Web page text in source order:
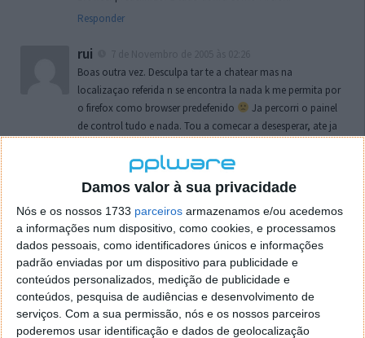
Damos valor à sua privacidade
Nós e os nossos 1733 parceiros armazenamos e/ou acedemos
a informações num dispositivo, como cookies, e processamos
dados pessoais, como identificadores únicos e informações
padrão enviadas por um dispositivo para publicidade e
conteúdos personalizados, medição de publicidade e
conteúdos, pesquisa de audiências e desenvolvimento de
serviços. Com a sua permissão, nós e os nossos parceiros
poderemos usar identificação e dados de geolocalização
Responder
rui
Boas outra vez. Desculpa tar te a chatear mas na
localizaçao referida n se encontra la nada k me permita por
o firefox como browser predefenido
Ja percorri o painel
de control tudo e nada. Tou a comecar a desesperar, ate ja
firefox mas em vao. Kaso te lembres de outra dica fico
agradecido, caso contrario obrigado a mesma
Vítor M.
7 de Novembro de 2005 às 01:39
@Reporter
Desculpa mas o link funciona. Seja como for segue por mail
o MSn Messenger 8.
Responder